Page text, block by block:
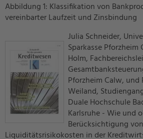
Abbildung 1: Klassifikation von
vereinbarter Laufzeit und Zinsbindung
Julia Schneider,
Sparkasse Pforzheim
Holm,
Pforzheim Calw, und
Weiland,
Duale Hochschule
Karlsruhe - Wie und
Berücksichtigung von
Liquiditätsrisikokosten in der